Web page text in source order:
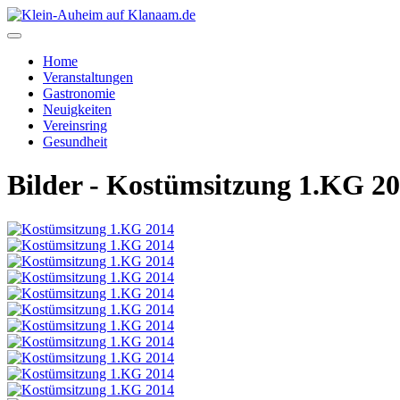
Home
Veranstaltungen
Gastronomie
Neuigkeiten
Vereinsring
Gesundheit
Bilder - Kostümsitzung 1.KG